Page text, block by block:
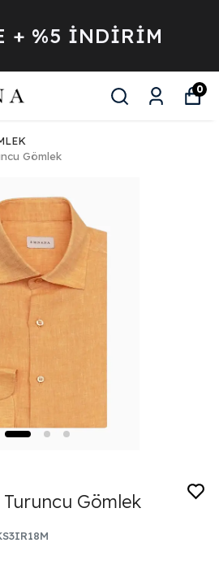
+ %5 İNDİRİM
0
Gömlek
Gömlek